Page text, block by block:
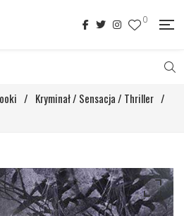
0
/ Kryminał / Sensacja / Thriller /